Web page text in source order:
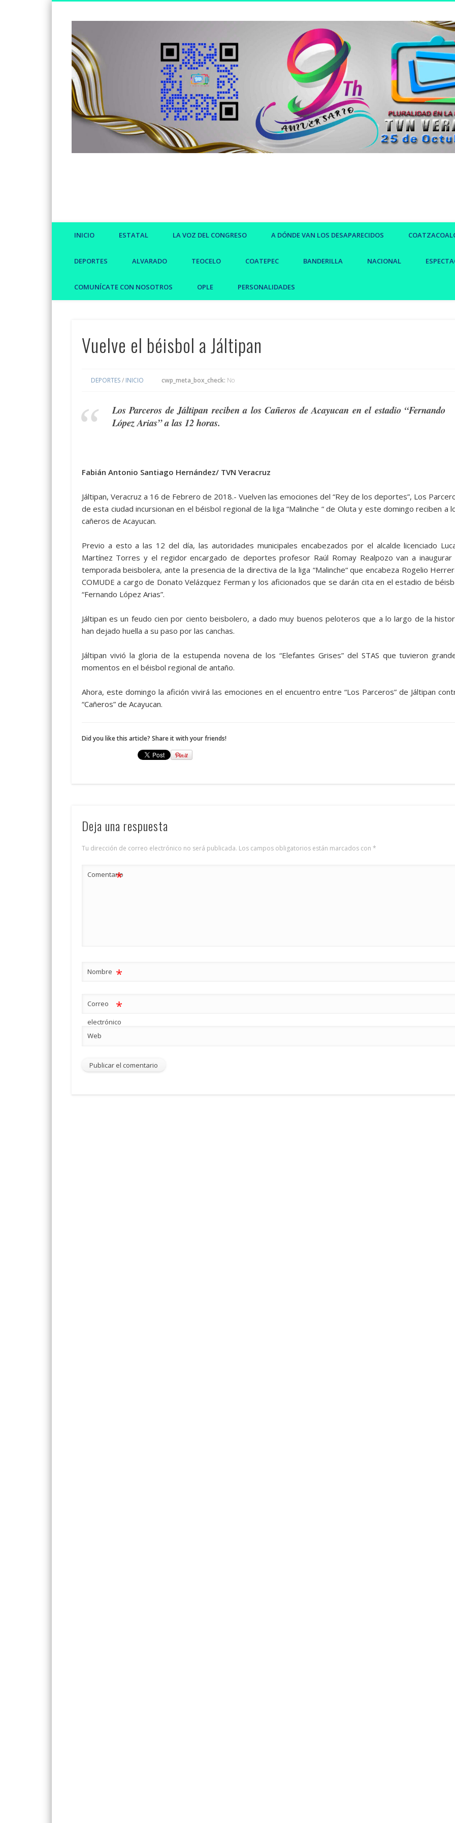
Somos un medio de información independiente, con visión joven.
INICIO ESTATAL LA VOZ DEL CONGRESO A DÓNDE VAN LOS DESAPARECIDOS
DEPORTES ALVARADO TEOCELO COATEPEC BANDERILLA NACIONAL
COMUNÍCATE CON NOSOTROS OPLE PERSONALIDADES
Vuelve el béisbol a Jáltipan
DEPORTES/ INICIO cwp_meta_box_check: No
Los Parceros de Jáltipan reciben a los Cañeros de Acayucan en el estadio “Fernando
López Arias” a las 12 horas.
Fabián Antonio Santiago Hernández/ TVN Veracruz
Jáltipan, Veracruz a 16 de Febrero de 2018.- Vuelven las emociones del “Rey de los deportes”, Los
de esta ciudad incursionan en el béisbol regional de la liga “Malinche “ de Oluta y este domingo reciben a
cañeros de Acayucan.
Previo a esto a las 12 del día, las autoridades municipales encabezados por el alcalde licenciado
Martínez Torres y el regidor encargado de deportes profesor Raúl Romay Realpozo van a inaugurar
temporada beisbolera, ante la presencia de la directiva de la liga “Malinche“ que encabeza Rogelio
COMUDE a cargo de Donato Velázquez Ferman y los aficionados que se darán cita en el estadio de
“Fernando López Arias”.
Jáltipan es un feudo cien por ciento beisbolero, a dado muy buenos peloteros que a lo largo de la
han dejado huella a su paso por las canchas.
Jáltipan vivió la gloria de la estupenda novena de los “Elefantes Grises” del STAS que tuvieron
momentos en el béisbol regional de antaño.
Ahora, este domingo la afición vivirá las emociones en el encuentro entre “Los Parceros” de Jáltipan
“Cañeros” de Acayucan.
Did you like this article? Share it with your friends!
Deja una respuesta
Tu dirección de correo electrónico no será publicada. Los campos obligatorios están marcados con *
Comentario
*
Nombre *
Correo
electrónico
*
Web